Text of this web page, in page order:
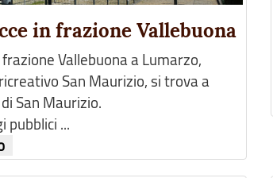
in frazione Vallebuona
Vallebuona a Lumarzo,
San Maurizio, si trova a
San Maurizio.
pubblici ...